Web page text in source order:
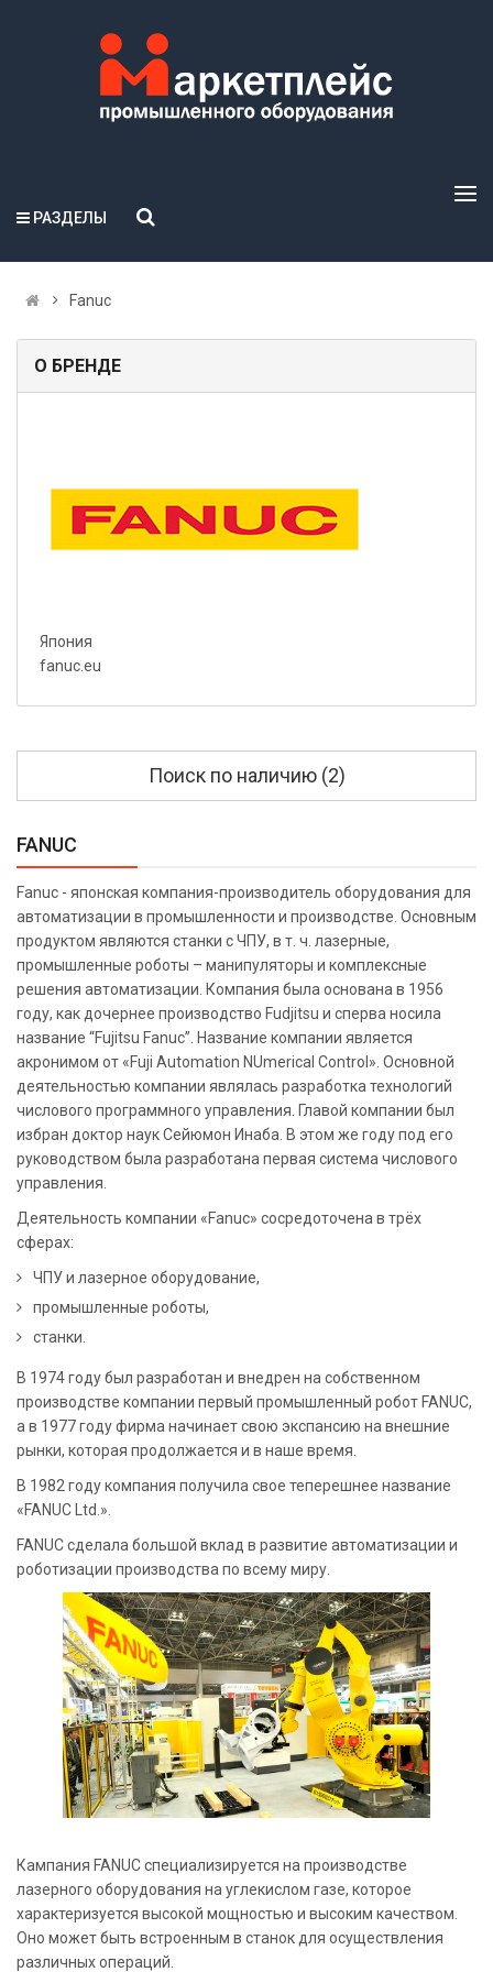
РАЗДЕЛЫ
Fanuc
О БРЕНДЕ
Япония
fanuc.eu
Поиск по наличию (2)
FANUC
Fanuc - японская компания-производитель оборудования для
автоматизации в промышленности и производстве. Основным
продуктом являются станки с ЧПУ, в т. ч. лазерные,
промышленные роботы – манипуляторы и комплексные
решения автоматизации. Компания была основана в 1956
году, как дочернее производство Fudjitsu и сперва носила
название “Fujitsu Fanuc”. Название компании является
акронимом от «Fuji Automation NUmerical Control». Основной
деятельностью компании являлась разработка технологий
числового программного управления. Главой компании был
избран доктор наук Сейюмон Инаба. В этом же году под его
руководством была разработана первая система числового
управления.
Деятельность компании «Fanuc» сосредоточена в трёх
сферах:
ЧПУ и лазерное оборудование,
промышленные роботы,
станки.
В 1974 году был разработан и внедрен на собственном
производстве компании первый промышленный робот FANUC,
а в 1977 году фирма начинает свою экспансию на внешние
рынки, которая продолжается и в наше время.
В 1982 году компания получила свое теперешнее название
«FANUC Ltd.».
FANUC сделала большой вклад в развитие автоматизации и
роботизации производства по всему миру.
Кампания FANUC специализируется на производстве
лазерного оборудования на углекислом газе, которое
характеризуется высокой мощностью и высоким качеством.
Оно может быть встроенным в станок для осуществления
различных операций.